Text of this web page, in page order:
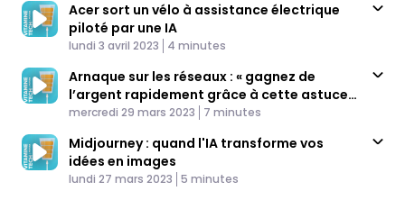
Acer sort un vélo à assistance électrique
piloté par une IA
Published At
lundi 3 avril 2023 Time
4 minutes
Arnaque sur les réseaux : « gagnez de
l’argent rapidement grâce à cette astuce
»… ou pas
Published At
mercredi 29 mars 2023 Time
7 minutes
Midjourney : quand l'IA transforme vos
idées en images
Published At
lundi 27 mars 2023 Time
5 minutes